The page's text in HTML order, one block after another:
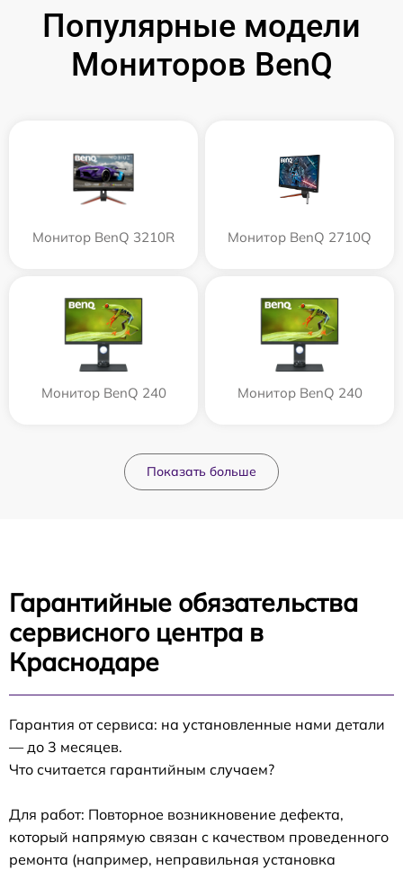
Популярные модели
Мониторов BenQ
Монитор BenQ 3210R Монитор BenQ 2710Q
Монитор BenQ 240 Монитор BenQ 240
Показать больше
Гарантийные обязательства
сервисного центра в
Краснодаре
Гарантия от сервиса: на установленные нами детали
— до 3 месяцев.
Что считается гарантийным случаем?
Для работ: Повторное возникновение дефекта,
который напрямую связан с качеством проведенного
ремонта (например, неправильная установка